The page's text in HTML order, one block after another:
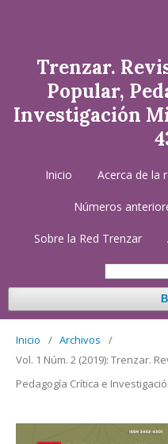
Trenzar.
Popular,
Investigación
Inicio Acerca de la
Números
Sobre la Red Trenzar
Inicio / Archivos
/
Vol. 1 Núm. 2 (2019): Trenzar.
Pedagogía Crítica e